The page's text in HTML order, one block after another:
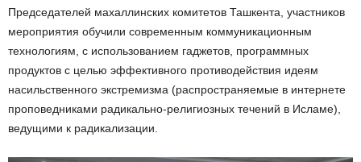
Председателей махаллинских комитетов Ташкента, участников
мероприятия обучили современным коммуникационным
технологиям, с использованием гаджетов, программных
продуктов с целью эффективного противодействия идеям
насильственного экстремизма (распространяемые в интернете
проповедниками радикально-религиозных течений в Исламе),
ведущими к радикализации.